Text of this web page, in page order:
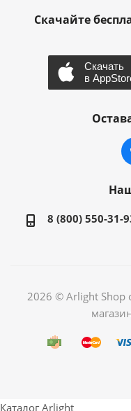
Скачайте
8 (800) 550-31-
2026 © Arlight Shop
Каталог Arlight